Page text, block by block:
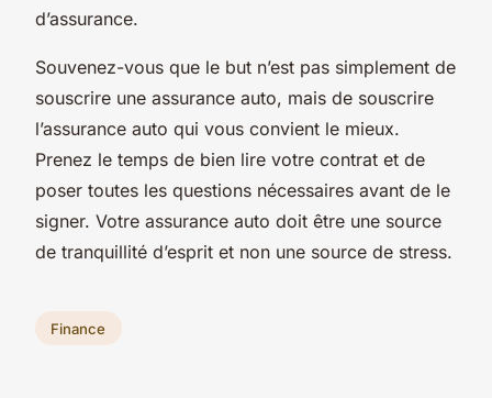
d’assurance.
Souvenez-vous que le but n’est pas simplement de
souscrire une assurance auto, mais de souscrire
l’assurance auto qui vous convient le mieux.
Prenez le temps de bien lire votre contrat et de
poser toutes les questions nécessaires avant de le
signer. Votre assurance auto doit être une source
de tranquillité d’esprit et non une source de stress.
Finance